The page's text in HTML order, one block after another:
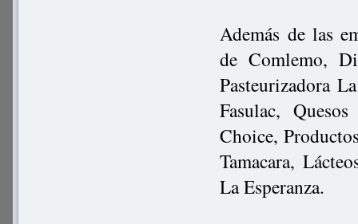
Además de las
de Comlemo,
Pasteurizadora
Fasulac,
Choice,
Tamacara,
La Esperanza.